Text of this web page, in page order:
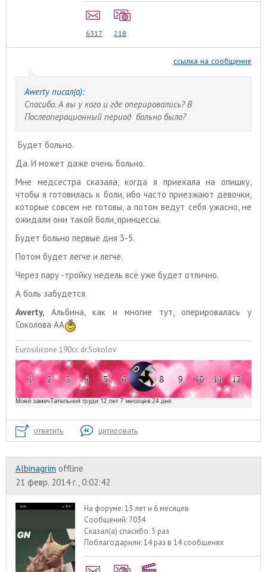
6317 218
ссылка на сообщение
Awerty писал(а):
Спасибо. А вы у кого и где оперировались? В
Послеоперационный период больно было?
Будет больно.
Да. И может даже очень больно.
Мне медсестра сказала, когда я приехала на опишку,
чтобы я готовилась к боли, ибо часто приезжают девочки,
которые совсем не готовы, а потом ведут себя ужасно, не
ожидали они такой боли, принцессы.
Будет больно первые дня 3-5.
Потом будет легче и легче.
Через пару -тройку недель всё уже будет отлично.
А боль забудется.
Awerty, Альбина, как и многие тут, оперировалась у
Соколова АА
Eurosilicone 190cc dr.Sokolov
ответить цитировать
Albinagrim offline
21 февр. 2014 г., 0:02:42
На форуме:13 лет и 6 месяцев
Сообщений: 7034
Сказал(а) спасибо: 5 раз
Поблагодарили:14 раз в 14 сообщенях